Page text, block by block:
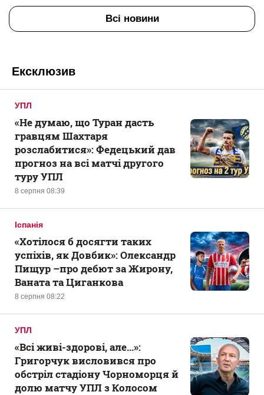
Всі новини
Ексклюзив
УПЛ
8 серпня 08:39
«Не думаю, що Туран дасть
гравцям Шахтаря
розслабитися»: Федецький дав
прогноз на всі матчі другого
туру УПЛ
Іспанія
8 серпня 08:22
«Хотілося б досягти таких
успіхів, як Довбик»: Олександр
Пищур –про дебют за Жирону,
Ваната та Циганкова
УПЛ
«Всі живі-здорові, але...»:
Григорчук висловився про
обстріл стадіону Чорноморця й
долю матчу УПЛ з Колосом